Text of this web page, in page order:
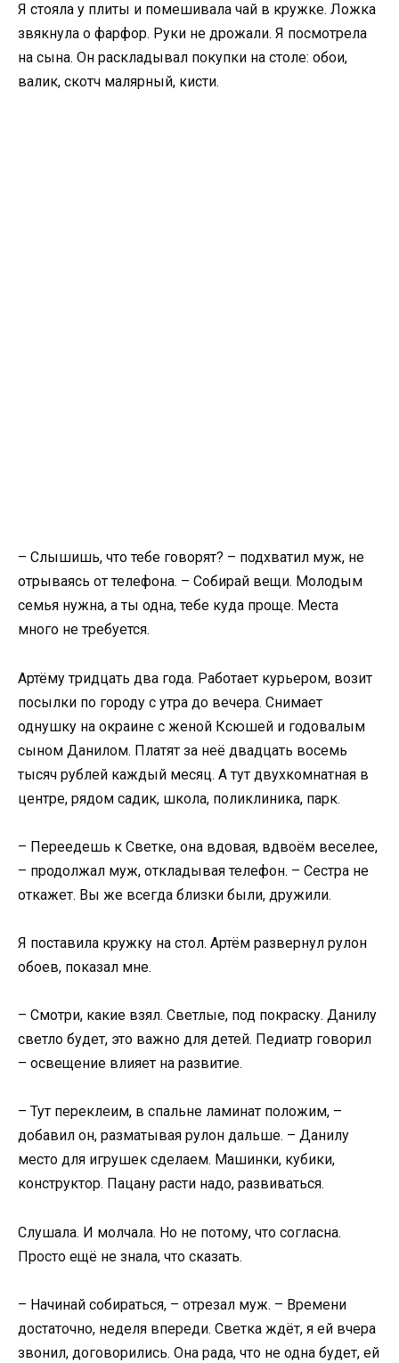
Я стояла у плиты и помешивала чай в кружке. Ложка
звякнула о фарфор. Руки не дрожали. Я посмотрела
на сына. Он раскладывал покупки на столе: обои,
валик, скотч малярный, кисти.
– Слышишь, что тебе говорят? – подхватил муж, не
отрываясь от телефона. – Собирай вещи. Молодым
семья нужна, а ты одна, тебе куда проще. Места
много не требуется.
Артёму тридцать два года. Работает курьером, возит
посылки по городу с утра до вечера. Снимает
однушку на окраине с женой Ксюшей и годовалым
сыном Данилом. Платят за неё двадцать восемь
тысяч рублей каждый месяц. А тут двухкомнатная в
центре, рядом садик, школа, поликлиника, парк.
– Переедешь к Светке, она вдовая, вдвоём веселее,
– продолжал муж, откладывая телефон. – Сестра не
откажет. Вы же всегда близки были, дружили.
Я поставила кружку на стол. Артём развернул рулон
обоев, показал мне.
– Смотри, какие взял. Светлые, под покраску. Данилу
светло будет, это важно для детей. Педиатр говорил
– освещение влияет на развитие.
– Тут переклеим, в спальне ламинат положим, –
добавил он, разматывая рулон дальше. – Данилу
место для игрушек сделаем. Машинки, кубики,
конструктор. Пацану расти надо, развиваться.
Слушала. И молчала. Но не потому, что согласна.
Просто ещё не знала, что сказать.
– Начинай собираться, – отрезал муж. – Времени
достаточно, неделя впереди. Светка ждёт, я ей вчера
звонил, договорились. Она рада, что не одна будет, ей